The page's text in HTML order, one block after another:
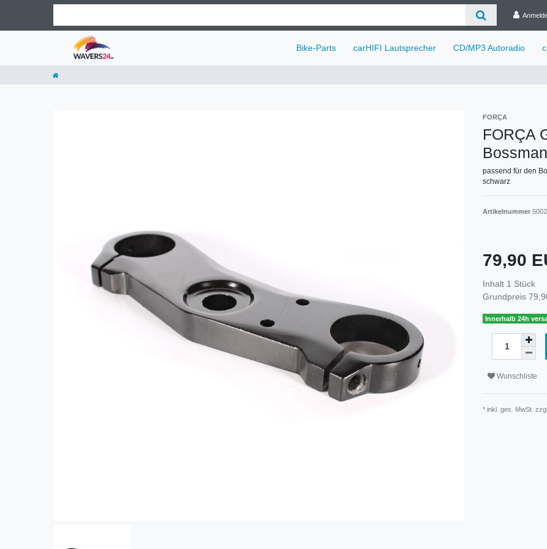
Bike-Parts carHIFI Lautsprecher CD/MP3 Autoradio
FORÇA
FORÇA
passend für den
schwarz
Artikelnummer
79,90
Inhalt 1 Stück
Grundpreis
Innerhalb 24h
Wunschliste
* inkl. ges. MwSt. zzgl.